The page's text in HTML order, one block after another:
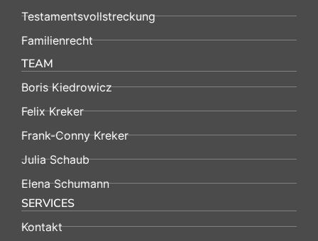
Testamentsvollstreckung
Familienrecht
TEAM
Boris Kiedrowicz
Felix Kreker
Frank-Conny Kreker
Julia Schaub
Elena Schumann
SERVICES
Kontakt